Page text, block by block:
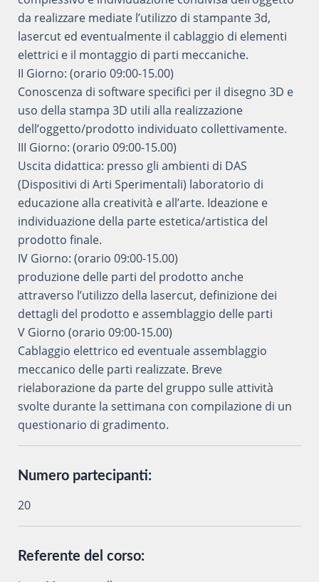
da realizzare mediate l’utilizzo di stampante 3d,
lasercut ed eventualmente il cablaggio di elementi
elettrici e il montaggio di parti meccaniche.
II Giorno: (orario 09:00-15.00)
Conoscenza di software specifici per il disegno 3D e
uso della stampa 3D utili alla realizzazione
dell’oggetto/prodotto individuato collettivamente.
III Giorno: (orario 09:00-15.00)
Uscita didattica: presso gli ambienti di DAS
(Dispositivi di Arti Sperimentali) laboratorio di
educazione alla creatività e all’arte. Ideazione e
individuazione della parte estetica/artistica del
prodotto finale.
IV Giorno: (orario 09:00-15.00)
produzione delle parti del prodotto anche
attraverso l’utilizzo della lasercut, definizione dei
dettagli del prodotto e assemblaggio delle parti
V Giorno (orario 09:00-15.00)
Cablaggio elettrico ed eventuale assemblaggio
meccanico delle parti realizzate. Breve
rielaborazione da parte del gruppo sulle attività
svolte durante la settimana con compilazione di un
questionario di gradimento.
Numero partecipanti:
20
Referente del corso: